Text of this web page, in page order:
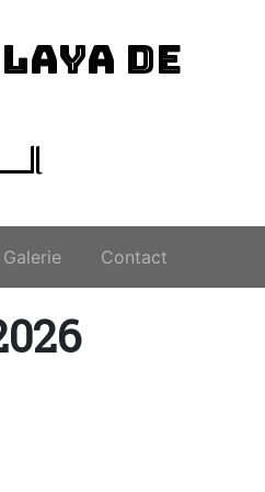
DE
Galerie Contact